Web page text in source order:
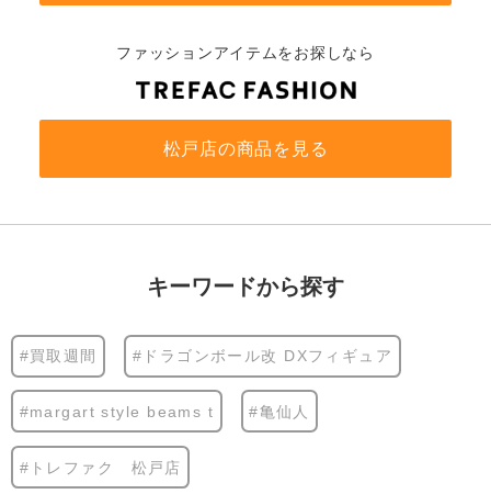
ファッションアイテムをお探しなら
松戸店の商品を見る
キーワードから探す
#買取週間 #ドラゴンボール改 DXフィギュア
#margart style beams t #亀仙人
#トレファク 松戸店